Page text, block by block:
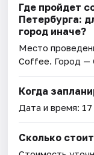
Где пройдет
Петербурга:
город иначе?
Место
Coffee. Город —
Когда
Дата и время:
Сколько